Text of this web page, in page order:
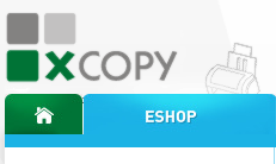
úvodní stránka xcopyinternetový obchod xcopy